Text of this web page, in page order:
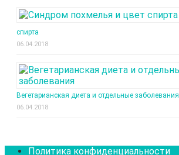
спирта
06.04.2018
Вегетарианская диета и отдельные заболевания
06.04.2018
Политика конфиденциальности